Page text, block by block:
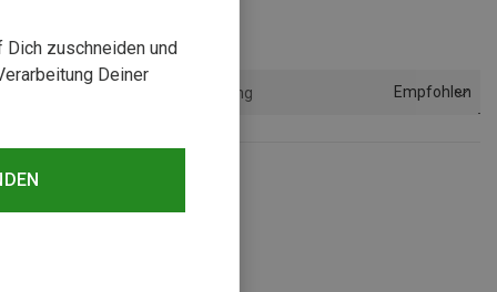
Sortierung Empfohlen
zuschneiden und
Deiner